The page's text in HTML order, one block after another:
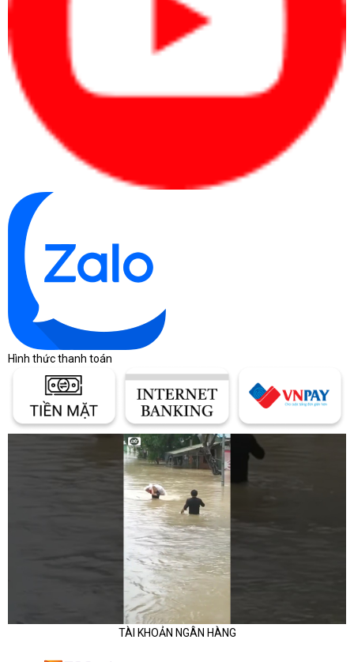
Hình thức thanh toán
TÀI KHOẢN NGÂN HÀNG